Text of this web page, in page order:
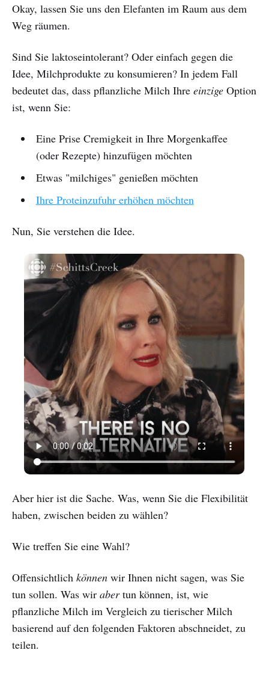
Okay, lassen Sie uns den Elefanten im Raum aus dem
Weg räumen.
Sind Sie laktoseintolerant? Oder einfach gegen die
Idee, Milchprodukte zu konsumieren? In jedem Fall
bedeutet das, dass pflanzliche Milch Ihre einzige Option
ist, wenn Sie:
Eine Prise Cremigkeit in Ihre Morgenkaffee
(oder Rezepte) hinzufügen möchten
Etwas "milchiges" genießen möchten
Ihre Proteinzufuhr erhöhen möchten
Nun, Sie verstehen die Idee.
Aber hier ist die Sache. Was, wenn Sie die Flexibilität
haben, zwischen beiden zu wählen?
Wie treffen Sie eine Wahl?
Offensichtlich können wir Ihnen nicht sagen, was Sie
tun sollen. Was wir abertun können, ist, wie
pflanzliche Milch im Vergleich zu tierischer Milch
basierend auf den folgenden Faktoren abschneidet, zu
teilen.